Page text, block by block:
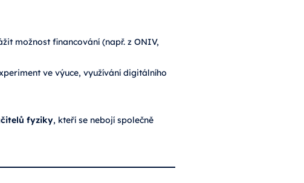
možnost financování (např. z ONIV,
ve výuce, využívání digitálního
fyziky, kteří se nebojí společně